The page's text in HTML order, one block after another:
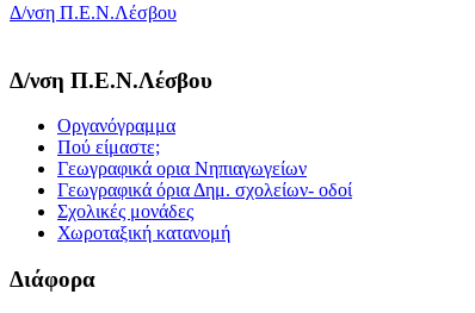
Δ/νση Π.Ε.Ν.Λέσβου
Δ/νση Π.Ε.Ν.Λέσβου
Οργανόγραμμα
Πού είμαστε;
Γεωγραφικά ορια Νηπιαγωγείων
Γεωγραφικά όρια Δημ. σχολείων- οδοί
Σχολικές μονάδες
Χωροταξική κατανομή
Διάφορα